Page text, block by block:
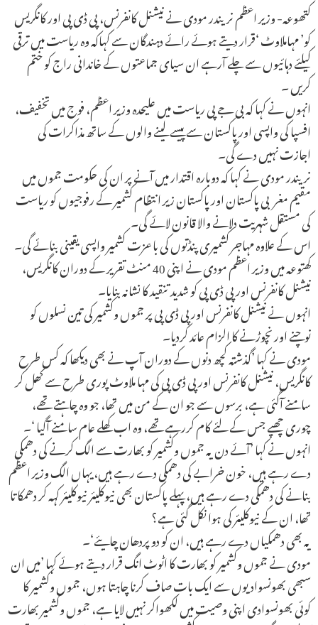
کتھوعہ- وزیر اعظم نریندر مودی نے نیشنل کانفرنس، پی ڈی پی اور کانگریس
کو’ مہاملاوٹ ‘قرار دیتے ہوئے رائے دہندگان سے کہاکہ وہ ریاست میں ترقی
کیلئے دہائیوں سے چلے آرہے ان سیای جماعتوں کے خاندانی راج کو ختم
کریں ۔
انہوں نے کہا کہ بی جے پی ریاست میں علیحدہ وزیر اعظم، فوج میں تخفیف،
افسپا کی واپسی اور پاکستان سے پیسے لینے والوں کے ساتھ مذاکرات کی
اجازت نہیں دے گی۔
نریندر مودی نے کہا کہ دوبارہ اقتدار میں آنے پر ان کی حکومت جموں میں
مقیم مغربی پاکستان اور پاکستان زیر انتظام کشمیر کے رفوجیوں کو ریاست
کی مستقل شہریت دلانے والا قانون لائے گی۔
اس کے علاوہ مہاجر کشمیری پنڈتوں کی باعزت کشمیر واپسی یقینی بنائے گی۔
کھتوعہ میں وزیر اعظم مودی نے اپنی 40 منٹ تقریر کے دوران کانگریس،
نیشنل کانفرنس اور پی ڈی پی کو شدید تنقید کا نشانہ بنایا۔
انہوں نے نیشنل کانفرنس اور پی ڈی پی پر جموں وکشمیر کی تین نسلوں کو
نوچنے اور نچوڑنے کا الزام عائد کردیا۔
مودی نے کہا ’گذشتہ کچھ دنوں کے دوران آپ نے بھی دیکھا کہ کس طرح
کانگریس، نیشنل کانفرنس اور پی ڈی پی کی مہا ملاوٹ پوری طرح سے کھل کر
سامنے آگئی ہے، برسوں سے جو ان کے من میں تھا، جو وہ چاہتے تھے،
چوری چھپے جس کے لئے کام کررہے تھے، وہ اب کھلے عام سامنے آگیا ‘۔
انہوں نے کہا ’آئے دن یہ جموں وکشمیر کو بھارت سے الگ کرنے کی دھمکی
دے رہے ہیں، خون خرابے کی دھمکی دے رہے ہیں، یہاں الگ وزیر اعظم
بنانے کی دھمکی دے رہے ہیں، پہلے پاکستان بھی نیوکلیئر نیوکلیئر کہہ کر دھمکا تا
تھا، ان کے نیوکلیئر کی ہوا نکل گئی ہے؟
یہ بھی دھمکیاں دے رہے ہیں، ان کو دو پردھان چایئے‘۔
مودی نے جموں وکشمیر کو بھارت کا اٹوٹ انگ قرار دیتے ہوئے کہا ’میں ان
سبھی بھونسوادیوں سے ایک بات صاف کرنا چاہتا ہوں، جموں وکشمیر کا
کوئی بھونسوادی اپنی وصیت میں لکھواکر نہیں لایا ہے، جموں وکشمیر بھارت